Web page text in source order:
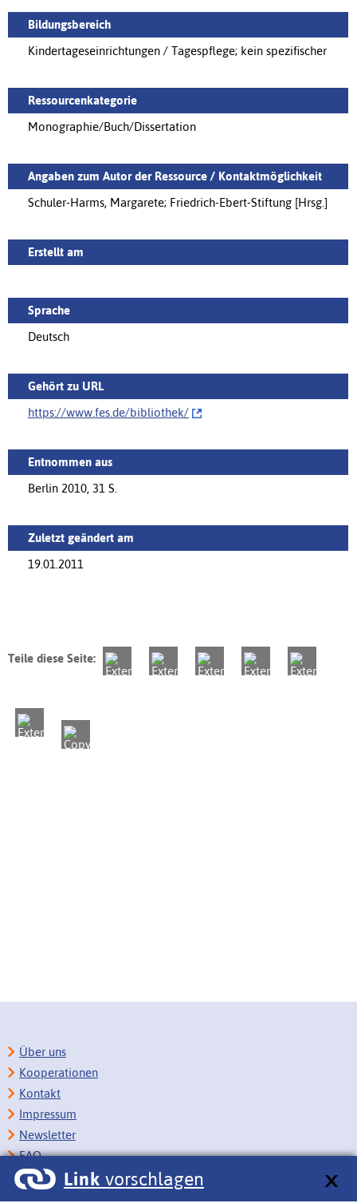
Bildungsbereich
Kindertageseinrichtungen / Tagespflege; kein spezifischer
Ressourcenkategorie
Monographie/Buch/Dissertation
Angaben zum Autor der Ressource / Kontaktmöglichkeit
Schuler-Harms, Margarete; Friedrich-Ebert-Stiftung [Hrsg.]
Erstellt am
Sprache
Deutsch
Gehört zu URL
https://www.fes.de/bibliothek/‌
Entnommen aus
Berlin 2010, 31 S.
Zuletzt geändert am
19.01.2011
Teile diese Seite:
Link vorschlagen
Über uns
Kooperationen
Kontakt
Impressum
Newsletter
FAQ
Copyright